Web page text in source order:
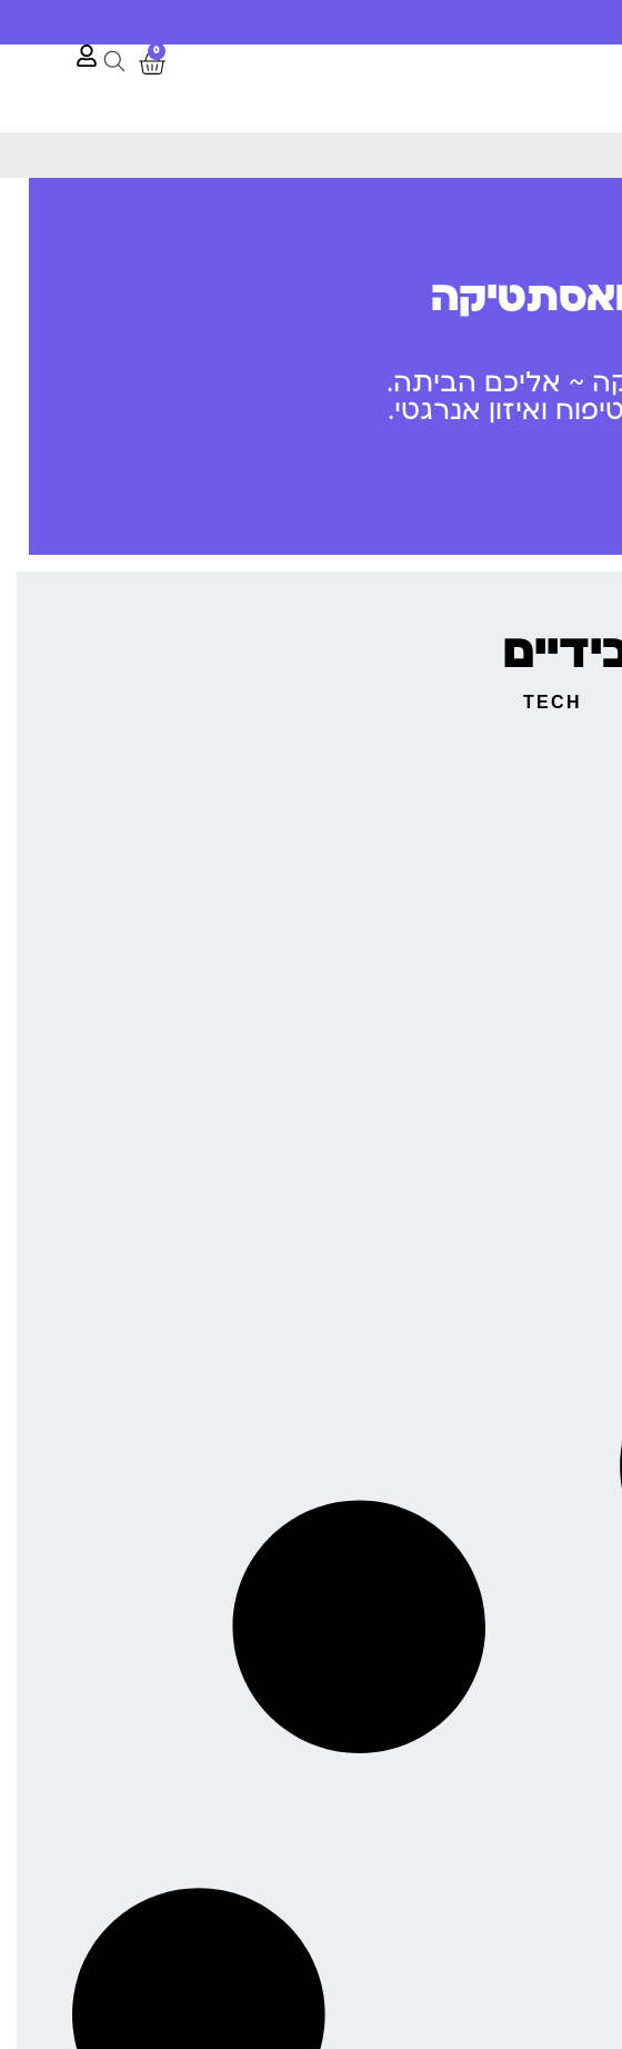
0
ואסתטיקה
~ אליכם הביתה.
ואיזון אנרגטי.
TECH